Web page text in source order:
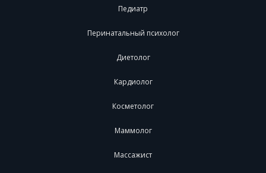
Педиатр
Перинатальный психолог
Диетолог
Кардиолог
Косметолог
Маммолог
Массажист